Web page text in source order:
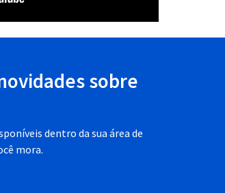
sobre
dentro da sua área de
mora.